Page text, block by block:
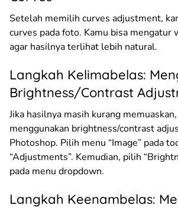
Setelah memilih curves adjustment,
curves pada foto. Kamu bisa mengatur
agar hasilnya terlihat lebih natural.
Langkah Kelimabelas:
Brightness/Contrast
Jika hasilnya masih kurang
menggunakan brightness/contrast
Photoshop. Pilih menu “Image” pada
“Adjustments”. Kemudian, pilih
pada menu dropdown.
Langkah Keenambelas: